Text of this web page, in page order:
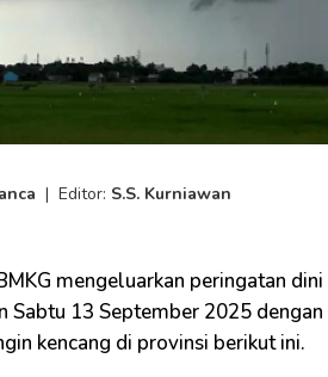
| Editor: S.S. Kurniawan
mengeluarkan peringatan
Sabtu 13 September 2025
kencang di provinsi berikut ini.